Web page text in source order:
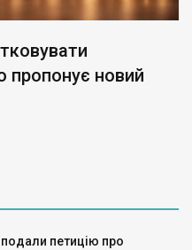
кадрів попри
тисяч
петицію про